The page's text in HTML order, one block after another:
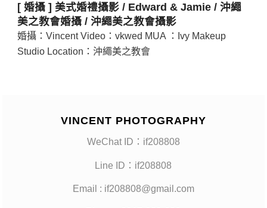
[ 婚攝 ] 美式婚禮攝影 / Edward & Jamie / 沖繩
美之教會婚攝 / 沖繩美之教會攝影
婚攝：Vincent Video：vkwed MUA ：Ivy Makeup
Studio Location：沖繩美之教會
VINCENT PHOTOGRAPHY
WeChat ID：if208808
Line ID：if208808
Email : if208808@gmail.com